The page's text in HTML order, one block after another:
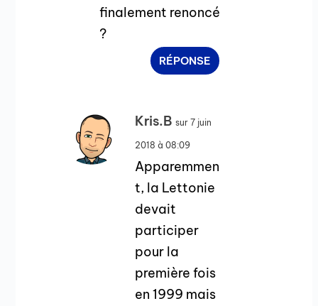
finalement renoncé
?
RÉPONSE
Kris.B sur 7 juin
2018 à 08:09
Apparemmen
t, la Lettonie
devait
participer
pour la
première fois
en 1999 mais